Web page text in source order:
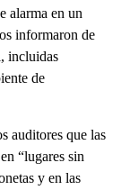
alarma en un
informaron de
incluidas
de
auditores que las
“lugares sin
y en las